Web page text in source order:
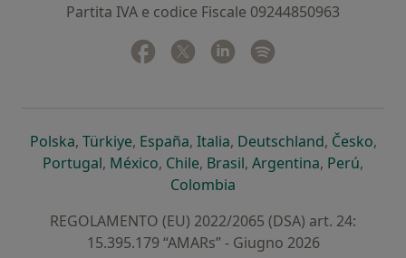
Partita IVA e codice Fiscale 09244850963
Facebook
si apre in una nuova scheda
Twitter
si apre in una nuova scheda
Linkedin
si apre in una nuova
Polskasi apre in una nuova scheda
, Türkiyesi apre in una nuova scheda
, Españasi apre in una nuova scheda
, Italiasi apre in una nuova
, Deutschlandsi apre in
, Českosi
,
Portugalsi apre in una nuova scheda
, Méxicosi apre in una nuova scheda
, Chilesi apre in una nuova scheda
, Brasilsi apre in una nuova
, Argentinasi apre in
, Perúsi
,
Colombia
REGOLAMENTO (EU) 2022/2065 (DSA) art. 24:
15.395.179 “AMARs” - Giugno 2026